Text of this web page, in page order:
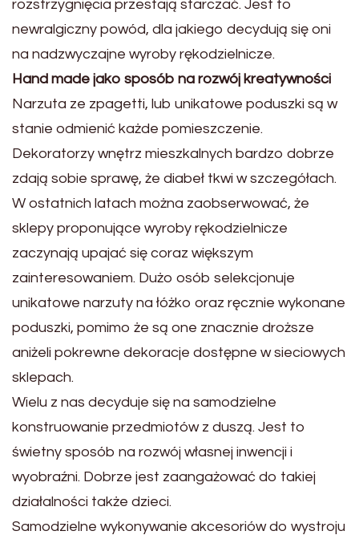
rozstrzygnięcia przestają starczać. Jest to
newralgiczny powód, dla jakiego decydują się oni
na nadzwyczajne wyroby rękodzielnicze.
Hand made jako sposób na rozwój kreatywności
Narzuta ze zpagetti, lub unikatowe poduszki są w
stanie odmienić każde pomieszczenie.
Dekoratorzy wnętrz mieszkalnych bardzo dobrze
zdają sobie sprawę, że diabeł tkwi w szczegółach.
W ostatnich latach można zaobserwować, że
sklepy proponujące wyroby rękodzielnicze
zaczynają upajać się coraz większym
zainteresowaniem. Dużo osób selekcjonuje
unikatowe narzuty na łóżko oraz ręcznie wykonane
poduszki, pomimo że są one znacznie droższe
aniżeli pokrewne dekoracje dostępne w sieciowych
sklepach.
Wielu z nas decyduje się na samodzielne
konstruowanie przedmiotów z duszą. Jest to
świetny sposób na rozwój własnej inwencji i
wyobraźni. Dobrze jest zaangażować do takiej
działalności także dzieci.
Samodzielne wykonywanie akcesoriów do wystroju